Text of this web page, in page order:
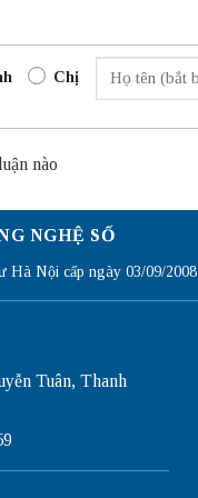
Chị
nào
NGHỆ SỐ
Hà Nội cấp ngày 03/09/2008
Tuân, Thanh